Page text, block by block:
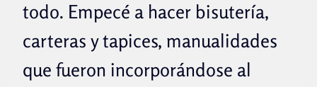
todo. Empecé a hacer bisutería,
carteras y tapices, manualidades
que fueron incorporándose al